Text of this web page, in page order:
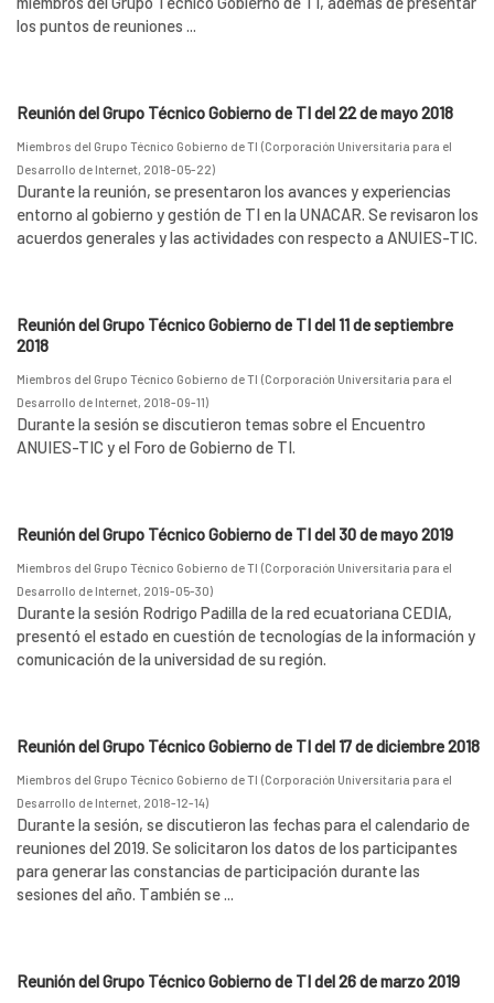
los puntos de reuniones ...
Reunión del Grupo Técnico Gobierno de TI del 22 de mayo 2018
Miembros del Grupo Técnico Gobierno de TI (Corporación Universitaria para el
Desarrollo de Internet, 2018-05-22)
Durante la reunión, se presentaron los avances y experiencias
entorno al gobierno y gestión de TI en la UNACAR. Se revisaron los
acuerdos generales y las actividades con respecto a ANUIES-TIC.
Reunión del Grupo Técnico Gobierno de TI del 11 de septiembre
2018
Miembros del Grupo Técnico Gobierno de TI (Corporación Universitaria para el
Desarrollo de Internet, 2018-09-11)
Durante la sesión se discutieron temas sobre el Encuentro
ANUIES-TIC y el Foro de Gobierno de TI.
Reunión del Grupo Técnico Gobierno de TI del 30 de mayo 2019
Miembros del Grupo Técnico Gobierno de TI (Corporación Universitaria para el
Desarrollo de Internet, 2019-05-30)
Durante la sesión Rodrigo Padilla de la red ecuatoriana CEDIA,
presentó el estado en cuestión de tecnologías de la información y
comunicación de la universidad de su región.
Reunión del Grupo Técnico Gobierno de TI del 17 de diciembre 2018
Miembros del Grupo Técnico Gobierno de TI (Corporación Universitaria para el
Desarrollo de Internet, 2018-12-14)
Durante la sesión, se discutieron las fechas para el calendario de
reuniones del 2019. Se solicitaron los datos de los participantes
para generar las constancias de participación durante las
sesiones del año. También se ...
Reunión del Grupo Técnico Gobierno de TI del 26 de marzo 2019